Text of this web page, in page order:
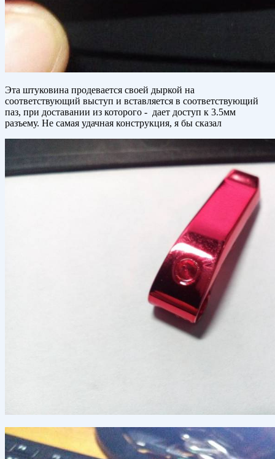
Эта штуковина продевается своей дыркой на
соответствующий выступ и вставляется в соответствующий
паз, при доставании из которого - дает доступ к 3.5мм
разъему. Не самая удачная конструкция, я бы сказал